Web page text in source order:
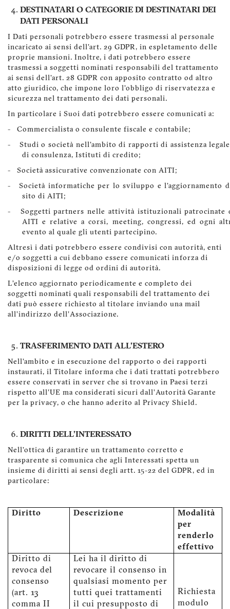
DESTINATARI O CATEGORIE DI DESTINATARI DEI
DATI PERSONALI
I Dati personali potrebbero essere trasmessi al personale
incaricato ai sensi dell'art. 29 GDPR, in espletamento delle
proprie mansioni. Inoltre, i dati potrebbero essere
trasmessi a soggetti nominati responsabili del trattamento
ai sensi dell'art. 28 GDPR con apposito contratto od altro
atto giuridico, che impone loro l'obbligo di riservatezza e
sicurezza nel trattamento dei dati personali.
In particolare i Suoi dati potrebbero essere comunicati a:
- Commercialista o consulente fiscale e contabile;
- Studi o società nell'ambito di rapporti di assistenza
di consulenza, Istituti di credito;
- Società assicurative convenzionate con AITI;
- Società informatiche per lo sviluppo e l'aggiornamento
sito di AITI;
- Soggetti partners nelle attività istituzionali patrocinate
AITI e relative a corsi, meeting, congressi, ed ogni
evento al quale gli utenti partecipino.
Altresì i dati potrebbero essere condivisi con autorità, enti
e/o soggetti a cui debbano essere comunicati inforza di
disposizioni di legge od ordini di autorità.
L'elenco aggiornato periodicamente e completo dei
soggetti nominati quali responsabili del trattamento dei
dati può essere richiesto al titolare inviando una mail
all'indirizzo dell'Associazione.
TRASFERIMENTO DATI ALL'ESTERO
Nell'ambito e in esecuzione del rapporto o dei rapporti
instaurati, il Titolare informa che i dati trattati potrebbero
essere conservati in server che si trovano in Paesi terzi
rispetto all'UE ma considerati sicuri dall'Autorità Garante
per la privacy, o che hanno aderito al Privacy Shield.
DIRITTI DELL'INTERESSATO
Nell'ottica di garantire un trattamento corretto e
trasparente si comunica che agli Interessati spetta un
insieme di diritti ai sensi degli artt. 15-22 del GDPR, ed in
particolare:
Diritto Descrizione
Modalità
per
renderlo
effettivo
Diritto di
revoca del
consenso
(art. 13
comma II
Lei ha il diritto di
revocare il consenso in
qualsiasi momento per
tutti quei trattamenti
il cui presupposto di
Richiesta
modulo